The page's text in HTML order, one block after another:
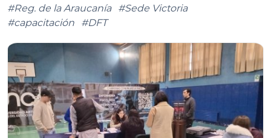
#Reg. de la Araucanía
#Sede Victoria
#capacitación
#DFT